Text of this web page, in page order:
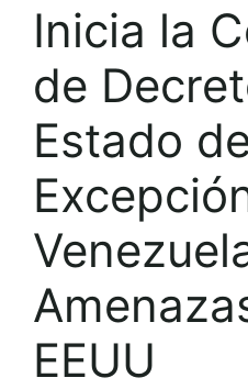
Inicia la
de
Estado
EEUU